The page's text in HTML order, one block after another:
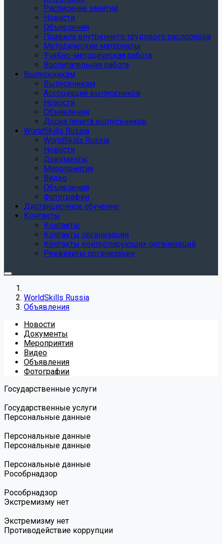
Расписание занятий
Новости
Объявления
Правила внутреннего трудового распорядка
Методические материалы
Учебно-методическая работа
Воспитательная работа
Выпускникам
Выпускникам
Ассоциация выпускников
Новости
Объявления
Доска почета выпускников
WorldSkills Russia
WorldSkills Russia
Новости
Документы
Мероприятия
Видео
Объявления
Фотографии
Дистанционное обучение
Контакты
Контакты
Контакты организации
Контакты контролирующих организаций
Реквизиты организации
WorldSkills Russia
Объявления
Новости
Документы
Мероприятия
Видео
Объявления
Фотографии
Государственные услуги
Государственные услуги
Персональные данные
Персональные данные
Персональные данные
Персональные данные
Роcобрнадзор
Роcобрнадзор
Экстремизму нет
Экстремизму нет
Противодействие коррупции